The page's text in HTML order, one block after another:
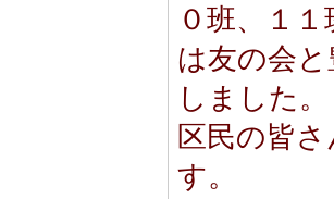
０班、１
は友の会
しました。
区民の皆
す。